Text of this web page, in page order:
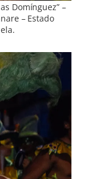
Domínguez” –
– Estado